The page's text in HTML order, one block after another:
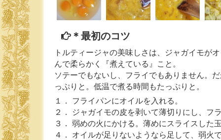
＊最初のコツ
トルティージャの美味しさは、ジャガイモが
んで柔らかく『煮えている』こと。
ソテーでもないし、フライでもありません。
っぷりと。低温で煮る時間もたっぷりと。
１． フライパンにオイルを入れる。
２． ジャガイモの皮を剥いて薄切りにし、フ
３． 弱めの火にかける。薄めにスライスした
４． オイルが足りないようなら足して、弱火